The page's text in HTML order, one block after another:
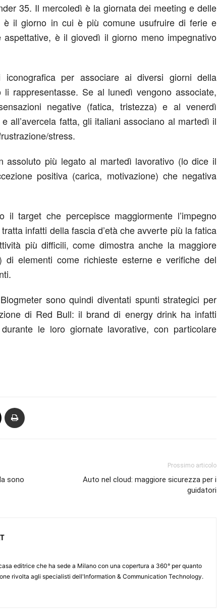
35. Il mercoledì è la giornata dei meeting e delle
è il giorno in cui è più comune usufruire di ferie e
è il giovedì il giorno meno impegnativo
iconografica per associare ai diversi giorni della
li rappresentasse. Se al lunedì vengono associate,
negative (fatica, tristezza) e al venerdì
all’avercela fatta, gli italiani associano al martedì il
stress.
assoluto più legato al martedì lavorativo (lo dice il
positiva (carica, motivazione) che negativa
target che percepisce maggiormente l’impegno
infatti della fascia d’età che avverte più la fatica
più difficili, come dimostra anche la maggiore
di elementi come richieste esterne e verifiche del
sono quindi diventati spunti strategici per
di Red Bull: il brand di energy drink ha infatti
le loro giornate lavorative, con particolare
sono
Prossimo articolo
Auto nel cloud: maggiore sicurezza per i
guidatori
editrice che ha sede a Milano con una copertura a 360° per quanto
rivolta agli specialisti dell'lnformation & Communication Technology.